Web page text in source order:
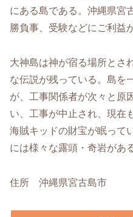
にある島である。沖縄県宮
勝負事、受験などにご利益
大神島は神が宿る場所とさ
な伝説が残っている。島を
が、工事関係者が次々と原
い、工事が中止され、現在
海賊キッドの財宝が眠って
には様々な露頭・奇岩がある
住所 沖縄県宮古島市